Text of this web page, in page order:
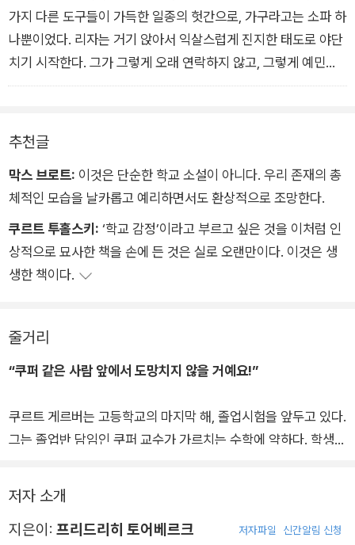
가지 다른 도구들이 가득한 일종의 헛간으로, 가구라고는 소파 하
나뿐이었다. 리자는 거기 앉아서 익살스럽게 진지한 태도로 야단
치기 시작한다. 그가 그렇게 오래 연락하지 않고, 그렇게 예민하
고, 그렇게 어린애 같고, 그렇게 고집이 세기 때문이다. 그녀의 밝
두려워하던 일이 벌어진다. 리자가 팔을 늘어뜨린 채 눈을 뜨고
공허하게 천장을 쳐다본다. 쿠르트는 순간 멈칫하다가 바로 그녀
의 입술에 입술을 포갠다.
추천글
막스 브로트: 이것은 단순한 학교 소설이 아니다. 우리 존재의 총
체적인 모습을 날카롭고 예리하면서도 환상적으로 조망한다.
쿠르트 투홀스키: ‘학교 감정’이라고 부르고 싶은 것을 이처럼 인
상적으로 묘사한 책을 손에 든 것은 실로 오랜만이다. 이것은 생
생한 책이다.
줄거리
“쿠퍼 같은 사람 앞에서 도망치지 않을 거예요!”
쿠르트 게르버는 고등학교의 마지막 해, 졸업시험을 앞두고 있다.
그는 졸업반 담임인 쿠퍼 교수가 가르치는 수학에 약하다. 학생들
교사로, 학생들의 자존심을 짓밟으며 강압적으로 행동한다. 쿠퍼
에게는 재능 있으나 반항적이며, 또래 아이들보다 어른스럽고 통
솔력이 있는 게르버가 눈엣가시 같은 존재이다. 게르버가 가장 취
저자 소개
지은이: 프리드리히 토어베르크 저자파일 신간알림 신청